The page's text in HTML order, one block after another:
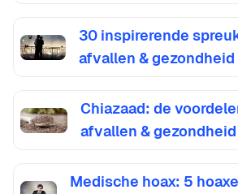
30 inspirerende
afvallen & gezondheid
Chiazaad: de
afvallen & gezondheid
Medische hoax: 5